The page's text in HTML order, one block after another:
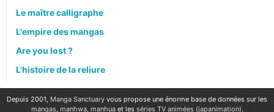
Le maître calligraphe
L'empire des mangas
Are you lost ?
L'histoire de la reliure
Depuis 2001, Manga Sanctuary vous propose une énorme base de données sur les
mangas, manhwa, manhuaet les séries TV animées (japanimation).